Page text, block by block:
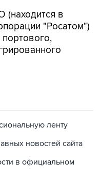
(находится в
"Росатом")
ленту
новостей сайта
в официальном